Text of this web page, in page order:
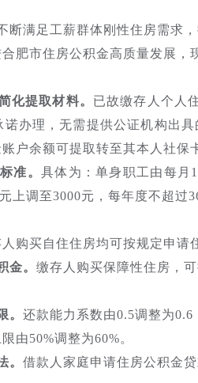
断满足工薪群体刚性住房需求
肥市住房公积金高质量发展，
化提取材料。 已故缴存人个人
办理，无需提供公证机构出具
户余额可提取转至其本人社保
准。 具体为：单身职工由每月
上调至3000元，每年度不超过
购买自住住房均可按规定申请
金。 缴存人购买保障性住房，
。 还款能力系数由0.5调整为
由50%调整为60%。
。 借款人家庭申请住房公积金